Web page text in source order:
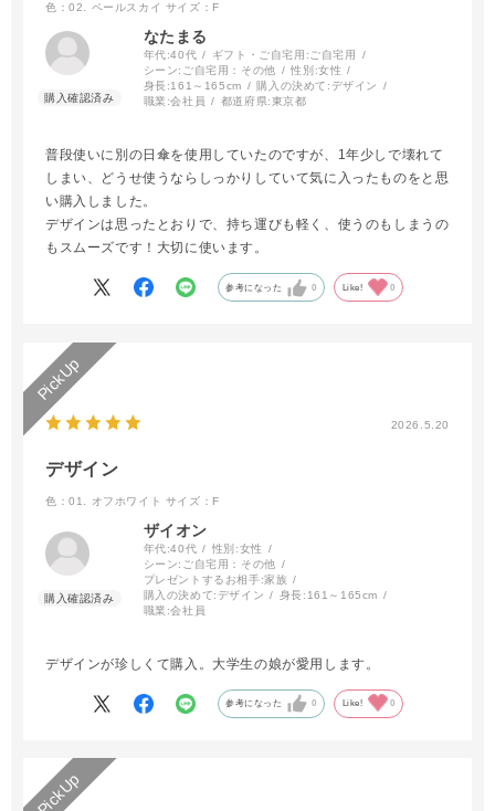
色：02. ペールスカイ サイズ：F
なたまる
年代:40代 ギフト・ご自宅用:ご自宅用
シーン: ご自宅用：その他 性別:女性
身長:161～165cm 購入の決めて: デザイン
職業:会社員 都道府県:東京都
普段使いに別の日傘を使用していたのですが、1年少しで壊れて
しまい、どうせ使うならしっかりしていて気に入ったものをと思
い購入しました。
デザインは思ったとおりで、持ち運びも軽く、使うのもしまうの
もスムーズです！大切に使います。
参考になった 0 Like! 0
2026.5.20
デザイン
色：01. オフホワイト サイズ：F
ザイオン
年代:40代 性別:女性
シーン: ご自宅用：その他
プレゼントするお相手:家族
購入の決めて: デザイン 身長: 161～165cm
職業:会社員
デザインが珍しくて購入。大学生の娘が愛用します。
参考になった 0 Like! 0